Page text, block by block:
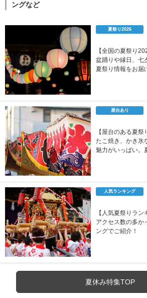
ングなど
夏祭り2026
【全国の夏祭り
盆踊りや縁日、七
夏祭り情報をお届
屋台あり
【屋台のある夏祭
たこ焼き、かき氷
魅力がいっぱい。
人気ランキング
【人気夏祭りラン
アクセス数の多か
ングでご紹介！
夏休み特集TOP